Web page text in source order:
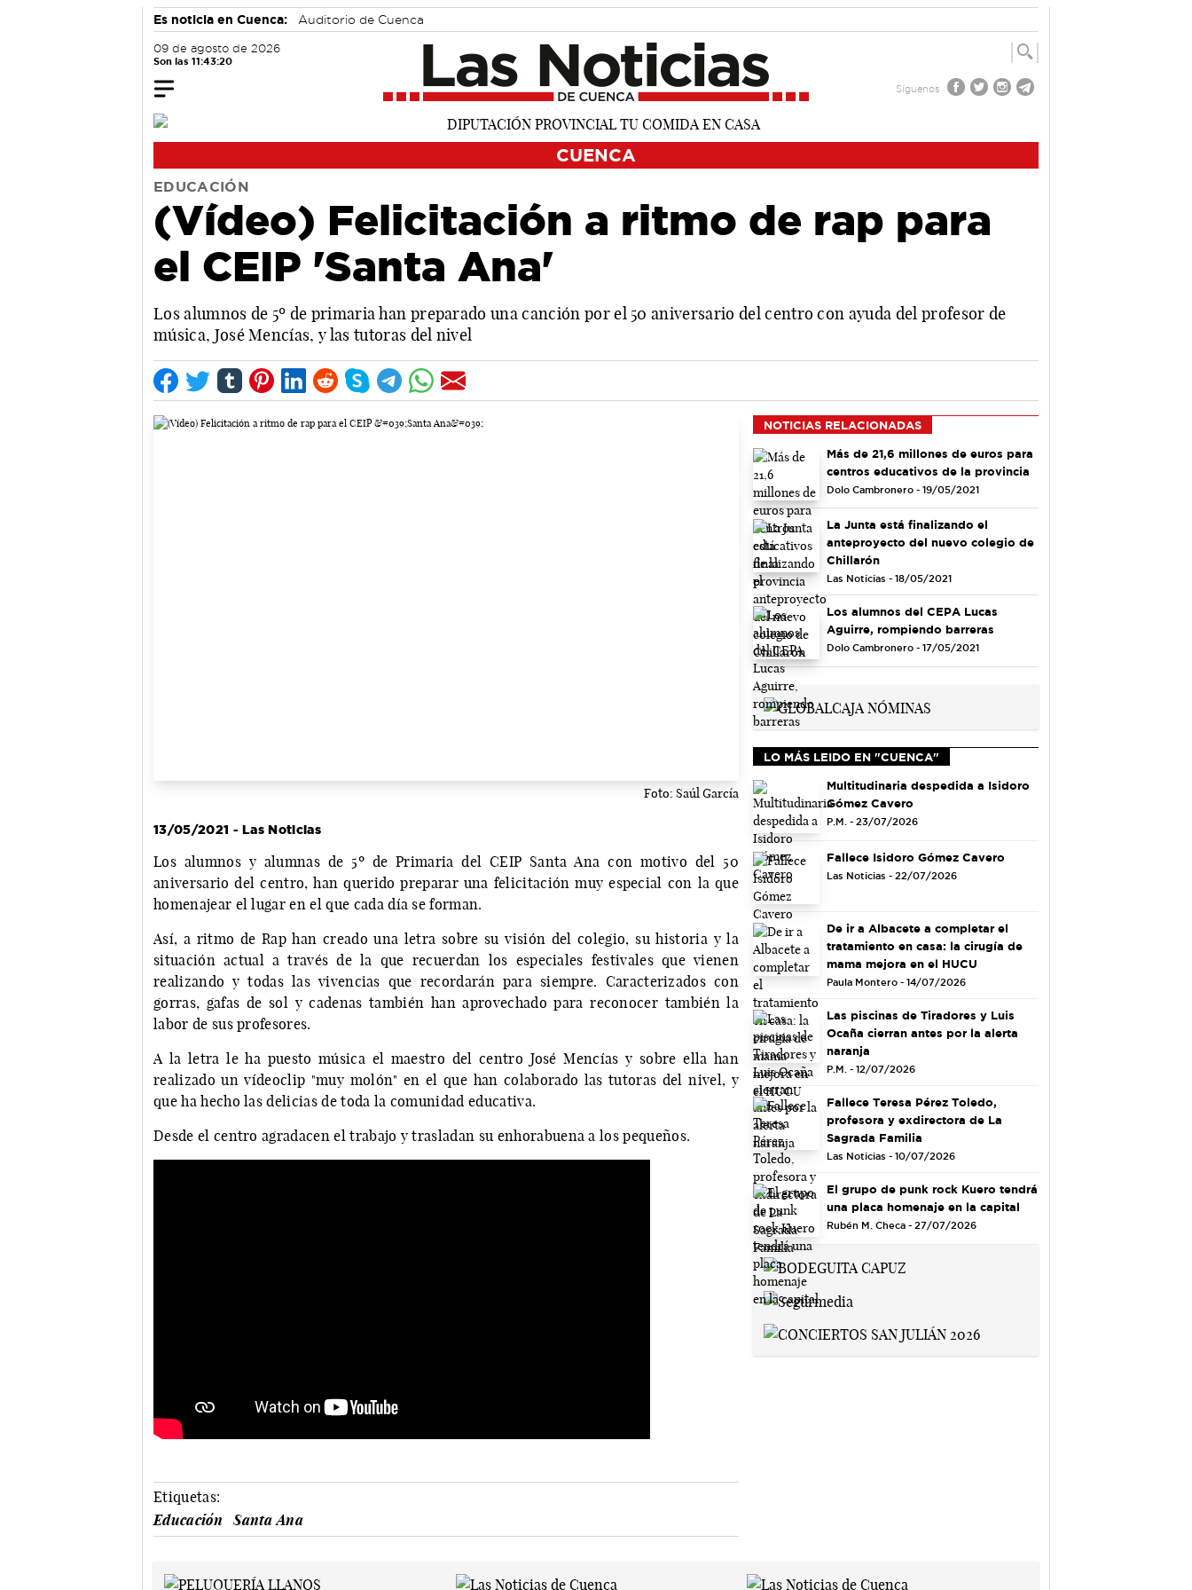
Es noticia en Cuenca: Auditorio de Cuenca
09 de agosto de 2026
Son las 11:43:21
Síguenos
CUENCA
EDUCACIÓN
(Vídeo) Felicitación a ritmo de rap para
el CEIP 'Santa Ana'
Los alumnos de 5º de primaria han preparado una canción por el 50 aniversario del centro con ayuda del profesor de
música, José Mencías, y las tutoras del nivel
Foto: Saúl García
13/05/2021 - Las Noticias
Los alumnos y alumnas de 5º de Primaria del CEIP Santa Ana con motivo del 50
aniversario del centro, han querido preparar una felicitación muy especial con la que
homenajear el lugar en el que cada día se forman.
Así, a ritmo de Rap han creado una letra sobre su visión del colegio, su historia y la
situación actual a través de la que recuerdan los especiales festivales que vienen
realizando y todas las vivencias que recordarán para siempre. Caracterizados con
gorras, gafas de sol y cadenas también han aprovechado para reconocer también la
labor de sus profesores.
A la letra le ha puesto música el maestro del centro José Mencías y sobre ella han
realizado un vídeoclip "muy molón" en el que han colaborado las tutoras del nivel, y
que ha hecho las delicias de toda la comunidad educativa.
Desde el centro agradacen el trabajo y trasladan su enhorabuena a los pequeños.
Etiquetas:
Educación
Santa Ana
NOTICIAS RELACIONADAS
Más de 21,6 millones de euros para
centros educativos de la provincia
Dolo Cambronero - 19/05/2021
La Junta está finalizando el
anteproyecto del nuevo colegio de
Chillarón
Las Noticias - 18/05/2021
Los alumnos del CEPA Lucas
Aguirre, rompiendo barreras
Dolo Cambronero - 17/05/2021
LO MÁS LEIDO EN "CUENCA"
Multitudinaria despedida a Isidoro
Gómez Cavero
P.M. - 23/07/2026
Fallece Isidoro Gómez Cavero
Las Noticias - 22/07/2026
De ir a Albacete a completar el
tratamiento en casa: la cirugía de
mama mejora en el HUCU
Paula Montero - 14/07/2026
Las piscinas de Tiradores y Luis
Ocaña cierran antes por la alerta
naranja
P.M. - 12/07/2026
Fallece Teresa Pérez Toledo,
profesora y exdirectora de La
Sagrada Familia
Las Noticias - 10/07/2026
El grupo de punk rock Kuero tendrá
una placa homenaje en la capital
Rubén M. Checa - 27/07/2026